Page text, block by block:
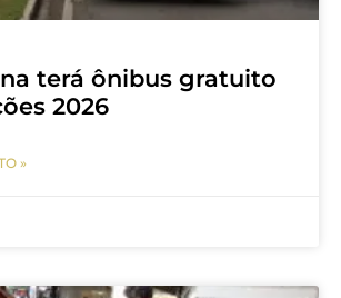
terá ônibus gratuito
2026
»